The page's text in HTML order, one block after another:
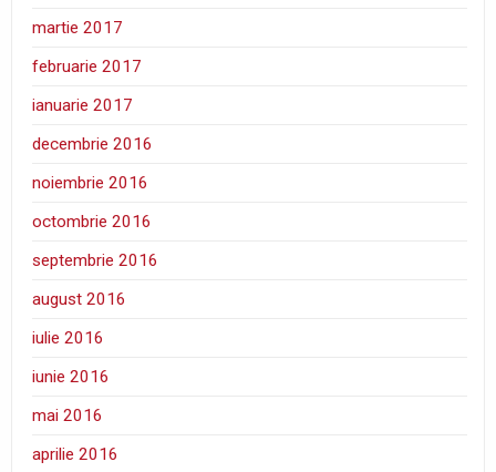
martie 2017
februarie 2017
ianuarie 2017
decembrie 2016
noiembrie 2016
octombrie 2016
septembrie 2016
august 2016
iulie 2016
iunie 2016
mai 2016
aprilie 2016